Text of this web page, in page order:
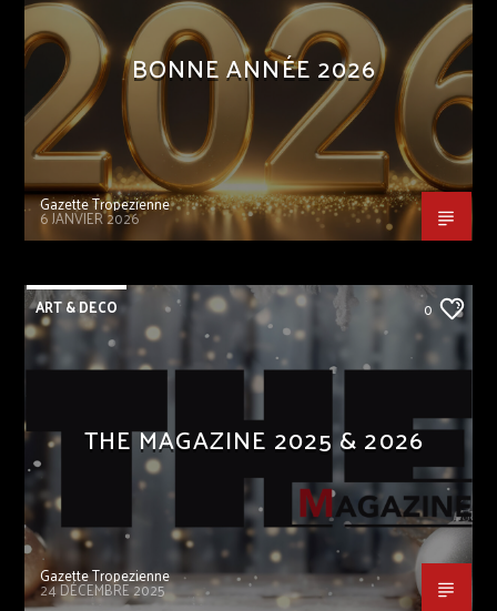
BONNE ANNÉE 2026
Gazette Tropezienne
6 JANVIER 2026
ART & DECO 0
THE MAGAZINE 2025 & 2026
Gazette Tropezienne
24 DÉCEMBRE 2025